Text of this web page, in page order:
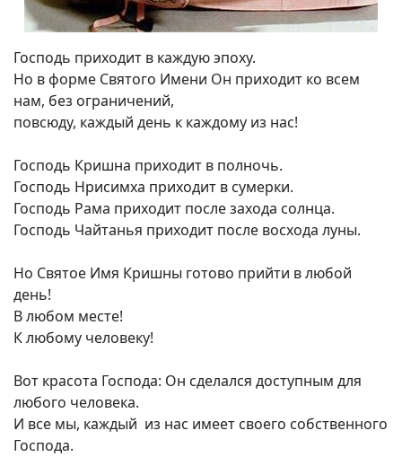
Господь приходит в каждую эпоху.
Но в форме Святого Имени Он приходит ко всем
нам, без ограничений,
повсюду, каждый день к каждому из нас!
Господь Кришна приходит в полночь.
Господь Нрисимха приходит в сумерки.
Господь Рама приходит после захода солнца.
Господь Чайтанья приходит после восхода луны.
Но Святое Имя Кришны готово прийти в любой
день!
В любом месте!
К любому человеку!
Вот красота Господа: Он сделался доступным для
любого человека.
И все мы, каждый из нас имеет своего собственного
Господа.